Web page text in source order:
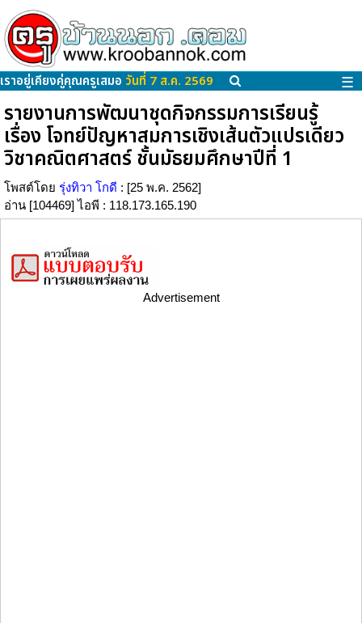
เราอยู่เคียงคู่คุณครูเสมอ วันที่ 7 ส.ค. 2569 ☰
รายงานการพัฒนาชุดกิจกรรมการเรียนรู้
เรื่อง โจทย์ปัญหาสมการเชิงเส้นตัวแปรเดียว
วิชาคณิตศาสตร์ ชั้นมัธยมศึกษาปีที่ 1
โพสต์โดย รุ่งทิวา โกดี : [25 พ.ค. 2562]
อ่าน [104469] ไอพี : 118.173.165.190
Advertisement